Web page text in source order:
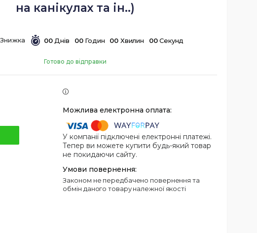
на канікулах та ін..)
00 Днів 00 Годин 00 Хвилин 00 Секунд
Готово до відправки
У компанії підключені електронні платежі.
Тепер ви можете купити будь-який товар
не покидаючи сайту.
Законом не передбачено повернення та
обмін даного товару належної якості